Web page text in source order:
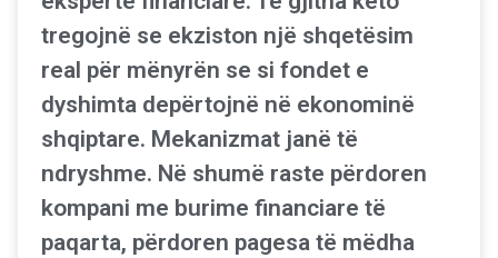
tregojnë se ekziston një shqetësim
real për mënyrën se si fondet e
dyshimta depërtojnë në ekonominë
shqiptare. Mekanizmat janë të
ndryshme. Në shumë raste përdoren
kompani me burime financiare të
paqarta, përdoren pagesa të mëdha